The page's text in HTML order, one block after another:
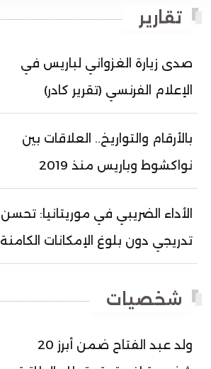
أحمد بداه
أحمد دداهي مختار
أحمد زيدان ولد محمد محمود
أحمد سالم بكار
أحمد سالم ولد بده
أحمد سالم ولد بكار
أحمد سيد أحمد أج
أحمد طالب ولد محمد
أحمد عبد الله أحمد مسكه
أحمد محفوظ حسني
تقارير
صدى زيارة الغزواني لباريس في
الإعلام الفرنسي (تقرير كادر)
بالأرقام والتواريخ.. العلاقات بين
نواكشوط وباريس منذ 2019
الأداء الضريبي في موريتانيا: تحسن
تدريجي دون بلوغ الإمكانات الكامنة
شخصيات
ولد عبد الفتاح ضمن أبرز 20